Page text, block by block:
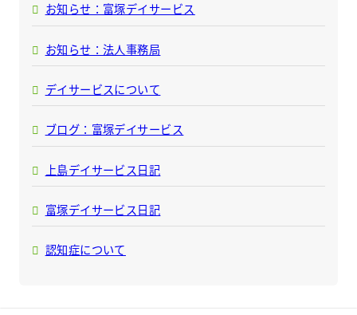
お知らせ：富塚デイサービス
お知らせ：法人事務局
デイサービスについて
ブログ：富塚デイサービス
上島デイサービス日記
富塚デイサービス日記
認知症について